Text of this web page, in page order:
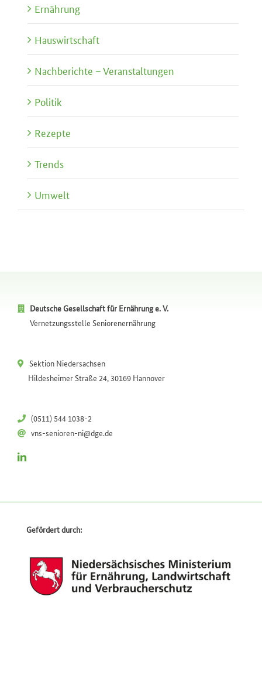
Ernährung
Hauswirtschaft
Nachberichte – Veranstaltungen
Politik
Rezepte
Trends
Umwelt
Deutsche Gesellschaft für Ernährung e. V.
Vernetzungsstelle Seniorenernährung
Sektion Niedersachsen
Hildesheimer Straße 24, 30169 Hannover
(0511) 544 1038-2
vns-senioren-ni@dge.de
Gefördert durch: